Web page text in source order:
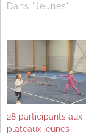
Dans "Jeunes"
28 participants aux
plateaux jeunes